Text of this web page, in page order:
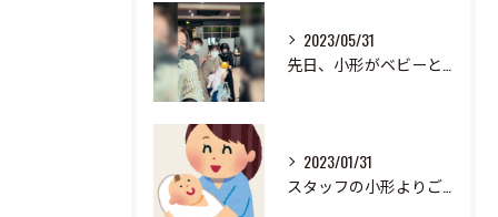
2023/05/31
先日、小形がベビーと来ました！
2023/01/31
スタッフの小形よりご報告